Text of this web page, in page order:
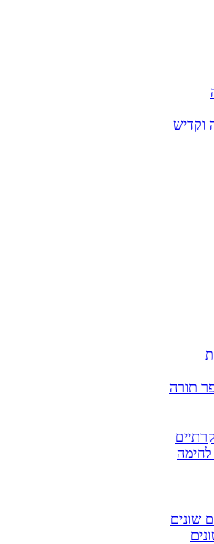
וקדיש
תורה
לחימה
שונים